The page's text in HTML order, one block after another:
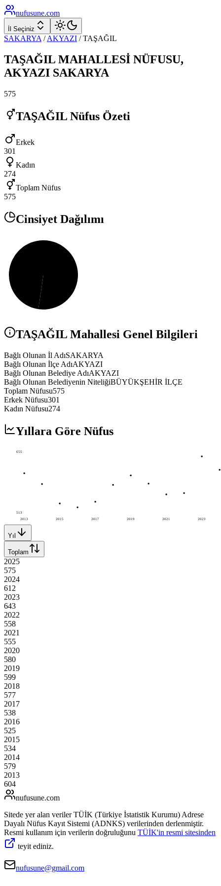
nufusune.com
İl Seçiniz
SAKARYA / AKYAZI /TAŞAĞIL
TAŞAĞIL MAHALLESİ NÜFUSU,
AKYAZI SAKARYA
575
TAŞAĞIL Nüfus Özeti
Erkek
301
Kadın
274
Toplam Nüfus
575
Cinsiyet Dağılımı
TAŞAĞIL Mahallesi Genel Bilgileri
Bağlı Olunan İl AdıSAKARYA
Bağlı Olunan İlçe AdıAKYAZI
Bağlı Olunan Belediye AdıAKYAZI
Bağlı Olunan Belediyenin NiteliğiBÜYÜKŞEHİR İLÇE
Toplam Nüfusu575
Erkek Nüfusu301
Kadın Nüfusu274
Yıllara Göre Nüfus
2013 2015 2017 2019 2021 2023
655
513
Yıl
Toplam
2025
575
2024
612
2023
643
2022
558
2021
555
2020
580
2019
599
2018
577
2017
538
2016
525
2015
534
2014
579
2013
604
nufusune.com
Sitede yer alan veriler TÜİK (Türkiye İstatistik Kurumu) Adrese
Dayalı Nüfus Kayıt Sistemi (ADNKS) verilerinden derlenmiştir.
Resmi kullanım için verilerin doğruluğunu TÜİK'in resmi sitesinden
teyit ediniz.
nufusune@gmail.com